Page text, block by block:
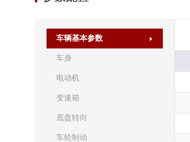
车辆基本参数
车身
电动机
变速箱
底盘转向
车轮制动